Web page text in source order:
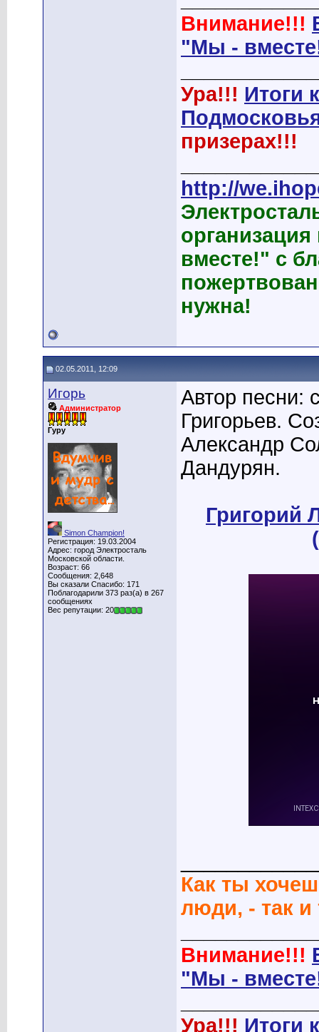
Внимание!!!
"Мы -
Ура!!! Итоги
призерах!!!
http://
вместе!" с
нужна!
02.05.2011, 12:09
Игорь
Администратор
Гуру
Simon Champion!
Регистрация: 19.03.2004
Адрес: город Электросталь
Московской области.
Возраст: 66
Сообщения: 2,648
Вы сказали Спасибо: 171
Поблагодарили 373 раз(а) в 267
сообщениях
Вес репутации: 20
Автор песни:
Григорьев.
Александр
Дандурян.
Григорий
Как ты
люди, - так
Внимание!!!
"Мы -
Ура!!! Итоги